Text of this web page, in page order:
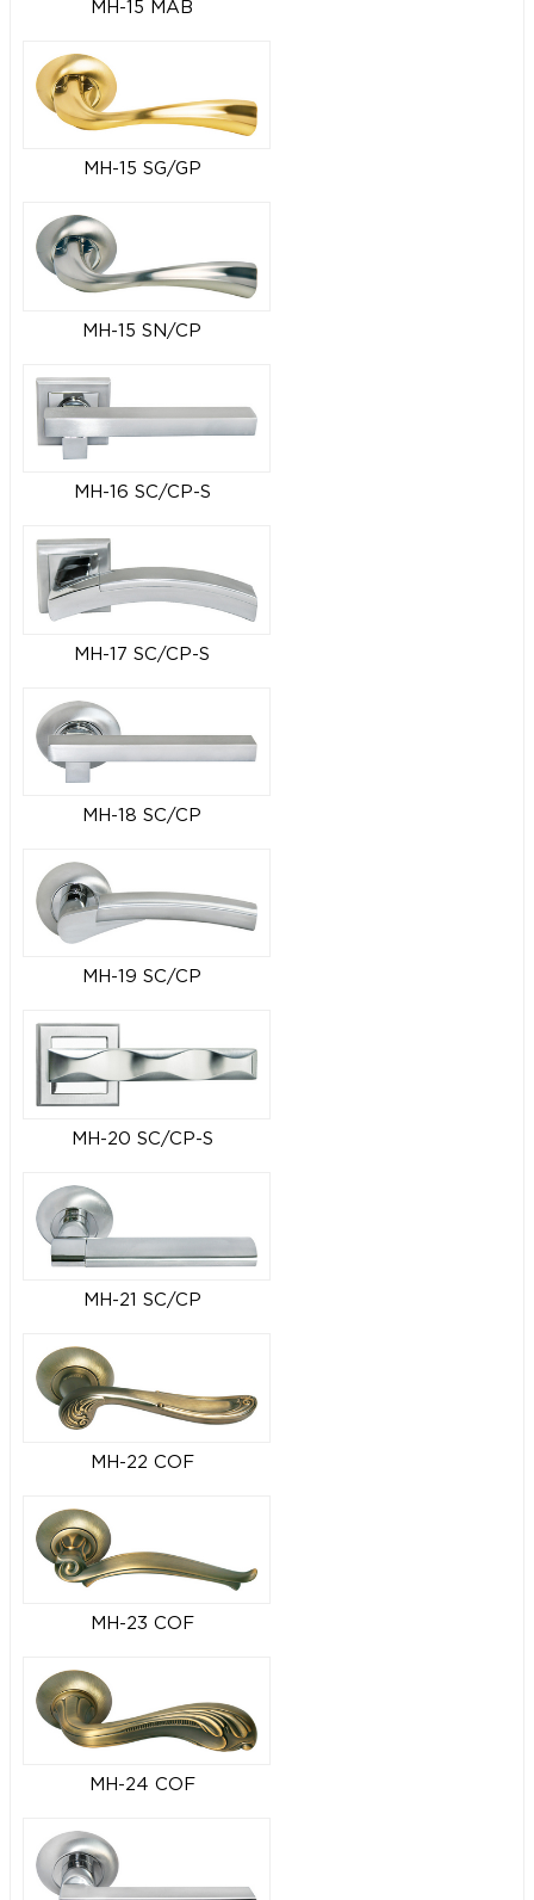
MH-15 MAB
MH-15 SG/GP
MH-15 SN/CP
MH-16 SC/CP-S
MH-17 SC/CP-S
MH-18 SC/CP
MH-19 SC/CP
MH-20 SC/CP-S
MH-21 SC/CP
MH-22 COF
MH-23 COF
MH-24 COF